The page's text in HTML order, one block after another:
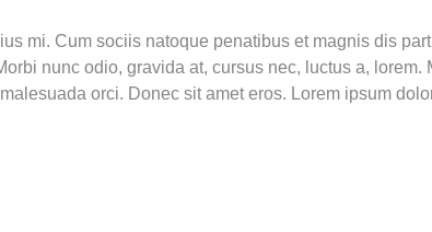
mi. Cum sociis natoque penatibus et magnis dis
nunc odio, gravida at, cursus nec, luctus a,
orci. Donec sit amet eros. Lorem ipsum